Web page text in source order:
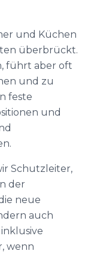
und Küchen
überbrückt.
führt aber oft
und zu
feste
und
Schutzleiter,
der
neue
auch
wenn